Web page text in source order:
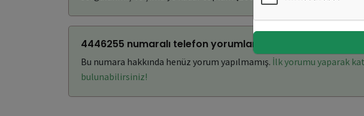
4446255 numaralı telefon yorumları: (0)
Bu numara hakkında henüz yorum yapılmamış. İlk yorumu yaparak
bulunabilirsiniz!